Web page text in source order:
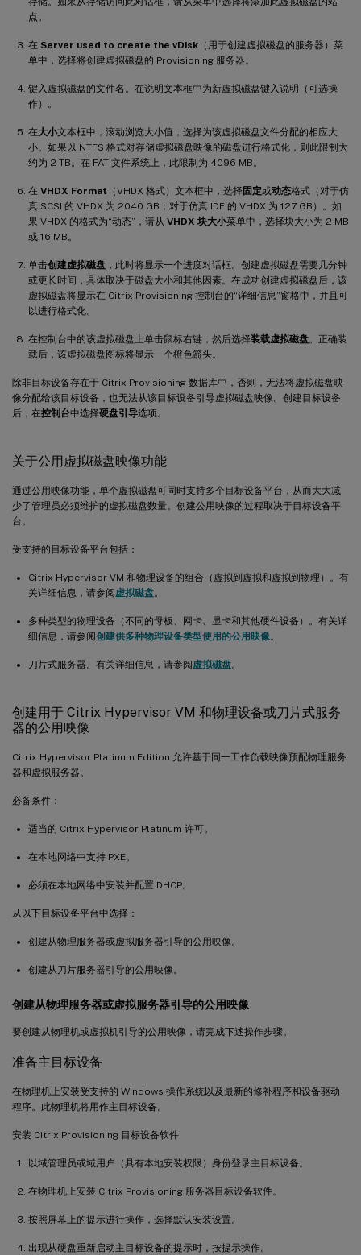
点。
在 Server used to create the vDisk （用于创建虚拟磁盘的服务器）菜
单中，选择将创建虚拟磁盘的 Provisioning 服务器。
键入虚拟磁盘的文件名。在说明文本框中为新虚拟磁盘键入说明（可选操
作）。
在大小文本框中，滚动浏览大小值，选择为该虚拟磁盘文件分配的相应大
小。如果以 NTFS 格式对存储虚拟磁盘映像的磁盘进行格式化，则此限制大
约为 2 TB。在 FAT 文件系统上，此限制为 4096 MB。
在 VHDX Format （VHDX 格式）文本框中，选择固定或动态格式（对于仿
真 SCSI 的 VHDX 为 2040 GB；对于仿真 IDE 的 VHDX 为 127 GB）。如
果 VHDX 的格式为“动态”，请从 VHDX 块大小菜单中，选择块大小为 2 MB
或 16 MB。
单击创建虚拟磁盘 ，此时将显示一个进度对话框。创建虚拟磁盘需要几分钟
或更长时间，具体取决于磁盘大小和其他因素。在成功创建虚拟磁盘后，该
虚拟磁盘将显示在 Citrix Provisioning 控制台的“详细信息”窗格中，并且可
以进行格式化。
在控制台中的该虚拟磁盘上单击鼠标右键，然后选择装载虚拟磁盘。正确装
载后，该虚拟磁盘图标将显示一个橙色箭头。
除非目标设备存在于 Citrix Provisioning 数据库中，否则，无法将虚拟磁盘映
像分配给该目标设备，也无法从该目标设备引导虚拟磁盘映像。创建目标设备
后，在控制台中选择硬盘引导选项。
关于公用虚拟磁盘映像功能
通过公用映像功能，单个虚拟磁盘可同时支持多个目标设备平台，从而大大减
少了管理员必须维护的虚拟磁盘数量。创建公用映像的过程取决于目标设备平
台。
受支持的目标设备平台包括：
Citrix Hypervisor VM 和物理设备的组合（虚拟到虚拟和虚拟到物理）。有
关详细信息，请参阅 虚拟磁盘。
多种类型的物理设备（不同的母板、网卡、显卡和其他硬件设备）。有关详
细信息，请参阅创建供多种物理设备类型使用的公用映像。
刀片式服务器。有关详细信息，请参阅 虚拟磁盘。
创建用于 Citrix Hypervisor VM 和物理设备或刀片式服务
器的公用映像
Citrix Hypervisor Platinum Edition 允许基于同一工作负载映像预配物理服务
器和虚拟服务器。
必备条件：
适当的 Citrix Hypervisor Platinum 许可。
在本地网络中支持 PXE。
必须在本地网络中安装并配置 DHCP。
从以下目标设备平台中选择：
创建从物理服务器或虚拟服务器引导的公用映像。
创建从刀片服务器引导的公用映像。
创建从物理服务器或虚拟服务器引导的公用映像
要创建从物理机或虚拟机引导的公用映像，请完成下述操作步骤。
准备主目标设备
在物理机上安装受支持的 Windows 操作系统以及最新的修补程序和设备驱动
程序。此物理机将用作主目标设备。
安装 Citrix Provisioning 目标设备软件
以域管理员或域用户（具有本地安装权限）身份登录主目标设备。
在物理机上安装 Citrix Provisioning 服务器目标设备软件。
按照屏幕上的提示进行操作，选择默认安装设置。
出现从硬盘重新启动主目标设备的提示时，按提示操作。